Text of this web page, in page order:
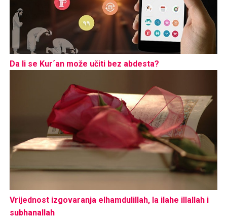
Da li se Kur´an može učiti bez abdesta?
Vrijednost izgovaranja elhamdulillah, la ilahe illallah i
subhanallah